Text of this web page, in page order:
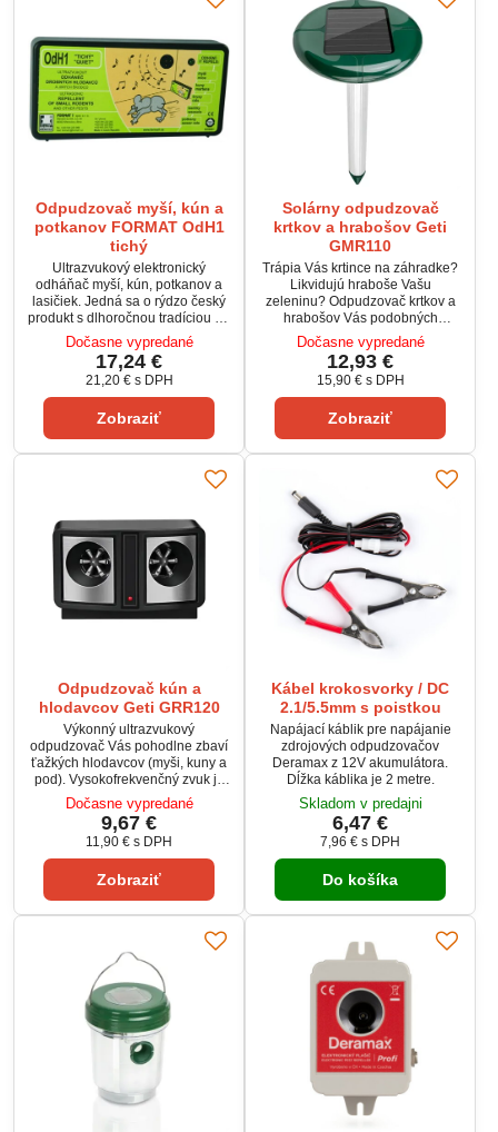
Odpudzovač myší, kún a
potkanov FORMAT OdH1
tichý
Ultrazvukový elektronický
odháňač myší, kún, potkanov a
lasičiek. Jedná sa o rýdzo český
produkt s dlhoročnou tradíciou na
trhu. Spoľahlivý, výkonný, za
dobu viac ako 29 rokov overený
mnohými zákazníkmi. Neškodný
ako pre človeka a domáce
hospodárske zvieratá.
Dočasne vypredané
17,24 €
21,20 € s DPH
Zobraziť
Solárny odpudzovač
krtkov a hrabošov Geti
GMR110
Trápia Vás krtince na záhradke?
Likvidujú hraboše Vašu
zeleninu? Odpudzovač krtkov a
hrabošov Vás podobných
ťažkostí zbaví. Vysielaním
nízkofrekvenčných vibrácií
vyvoláva prístroj u krtkov a
hrabošov takzvané únikové
správanie ako pri zemetrasení.
Aby zariadenie optimálne
umiestniť čo najbližšie k miestu,
Dočasne vypredané
12,93 €
15,90 € s DPH
Zobraziť
Odpudzovač kún a
hlodavcov Geti GRR120
Výkonný ultrazvukový
odpudzovač Vás pohodlne zbaví
ťažkých hlodavcov (myši, kuny a
pod). Vysokofrekvenčný zvuk je
pre človeka nepočuteľný, ale
hlodavcom je veľmi nepríjemný.
Odpudzovač vysiela trilkovanie s
nastaviteľnou periódou.
Neobsahuje žiadne chemikálie.
Odpudzovač je osadený dvoma
piezo-reproduktormi a je vhodný
do väčších objektov.
Dočasne vypredané
9,67 €
11,90 € s DPH
Zobraziť
Kábel krokosvorky / DC
2.1/5.5mm s poistkou
Napájací káblik pre napájanie
zdrojových odpudzovačov
Deramax z 12V akumulátora.
Dĺžka káblika je 2 metre.
Skladom v predajni
6,47 €
7,96 € s DPH
Do košíka